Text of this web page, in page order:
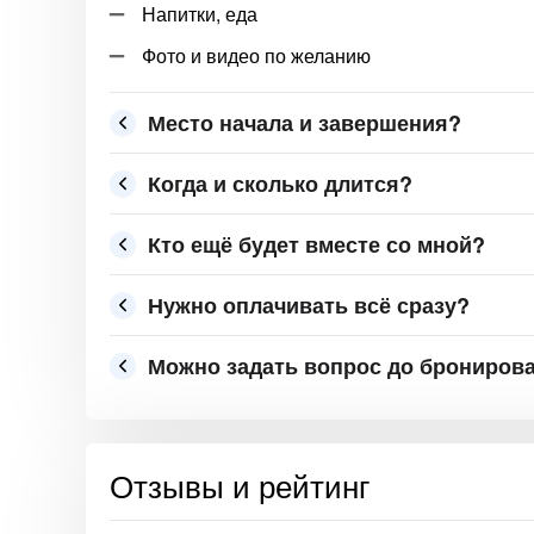
Напитки, еда
Фото и видео по желанию
Место начала и завершения?
Когда и сколько длится?
Кто ещё будет вместе со мной?
Нужно оплачивать всё сразу?
Можно задать вопрос до
Отзывы и рейтинг